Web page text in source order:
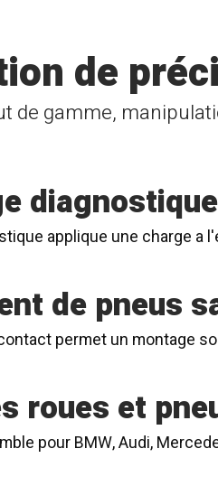
de gamme,
de
applique une charge
de pneus
permet un montage
roues et
pour BMW, Audi,